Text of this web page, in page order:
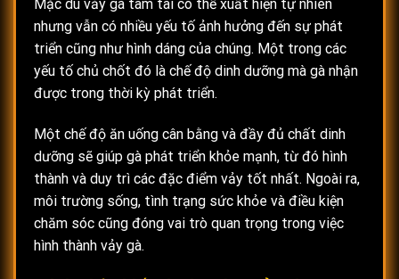
Mặc dù vảy gà tam tài có thể xuất hiện tự nhiên
nhưng vẫn có nhiều yếu tố ảnh hưởng đến sự phát
triển cũng như hình dáng của chúng. Một trong các
yếu tố chủ chốt đó là chế độ dinh dưỡng mà gà nhận
được trong thời kỳ phát triển.
Một chế độ ăn uống cân bằng và đầy đủ chất dinh
dưỡng sẽ giúp gà phát triển khỏe mạnh, từ đó hình
thành và duy trì các đặc điểm vảy tốt nhất. Ngoài ra,
môi trường sống, tình trạng sức khỏe và điều kiện
chăm sóc cũng đóng vai trò quan trọng trong việc
hình thành vảy gà.